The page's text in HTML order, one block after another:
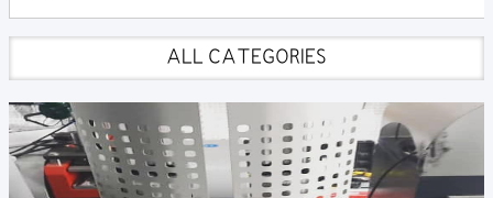
ALL CATEGORIES